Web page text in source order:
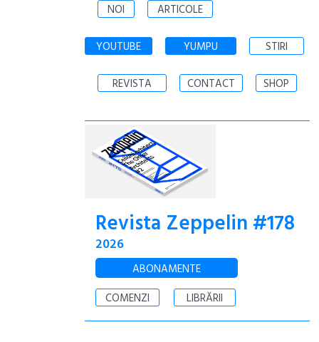
NOI ARTICOLE
YOUTUBE YUMPU STIRI
REVISTA CONTACT SHOP
Revista Zeppelin #178
2026
ABONAMENTE
COMENZI
LIBRĂRII